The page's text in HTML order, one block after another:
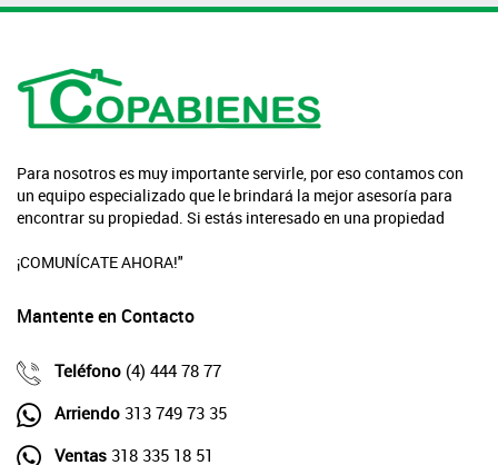
Para nosotros es muy importante servirle, por eso contamos con
un equipo especializado que le brindará la mejor asesoría para
encontrar su propiedad. Si estás interesado en una propiedad
¡COMUNÍCATE AHORA!"
Mantente en Contacto
Teléfono (4) 444 78 77
Arriendo 313 749 73 35
Ventas 318 335 18 51